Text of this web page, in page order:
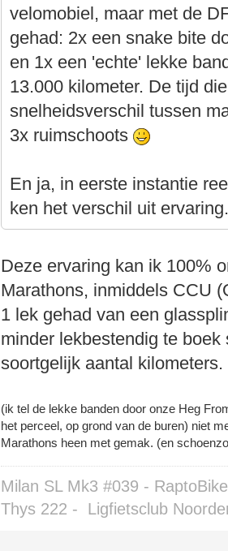
velomobiel, maar met de
gehad: 2x een snake bite
en 1x een 'echte' lekke
13.000 kilometer. De tijd
snelheidsverschil tussen
3x ruimschoots
En ja, in eerste instantie
ken het verschil uit
Deze ervaring kan ik 100%
Marathons, inmiddels CCU
1 lek gehad van een
minder lekbestendig te
soortgelijk aantal kilometers.
(ik tel de lekke banden door onze Heg
het perceel, op grond van de buren) niet
Marathons heen met gemak. (en
Milan SL Mk3 #039 -
Thys 222 - Ligfietsclub